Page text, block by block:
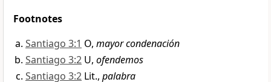
Footnotes
Santiago 3:1 O, mayor condenación
Santiago 3:2 U, ofendemos
Santiago 3:2 Lit., palabra